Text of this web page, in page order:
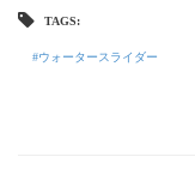
TAGS:
ウォータースライダー